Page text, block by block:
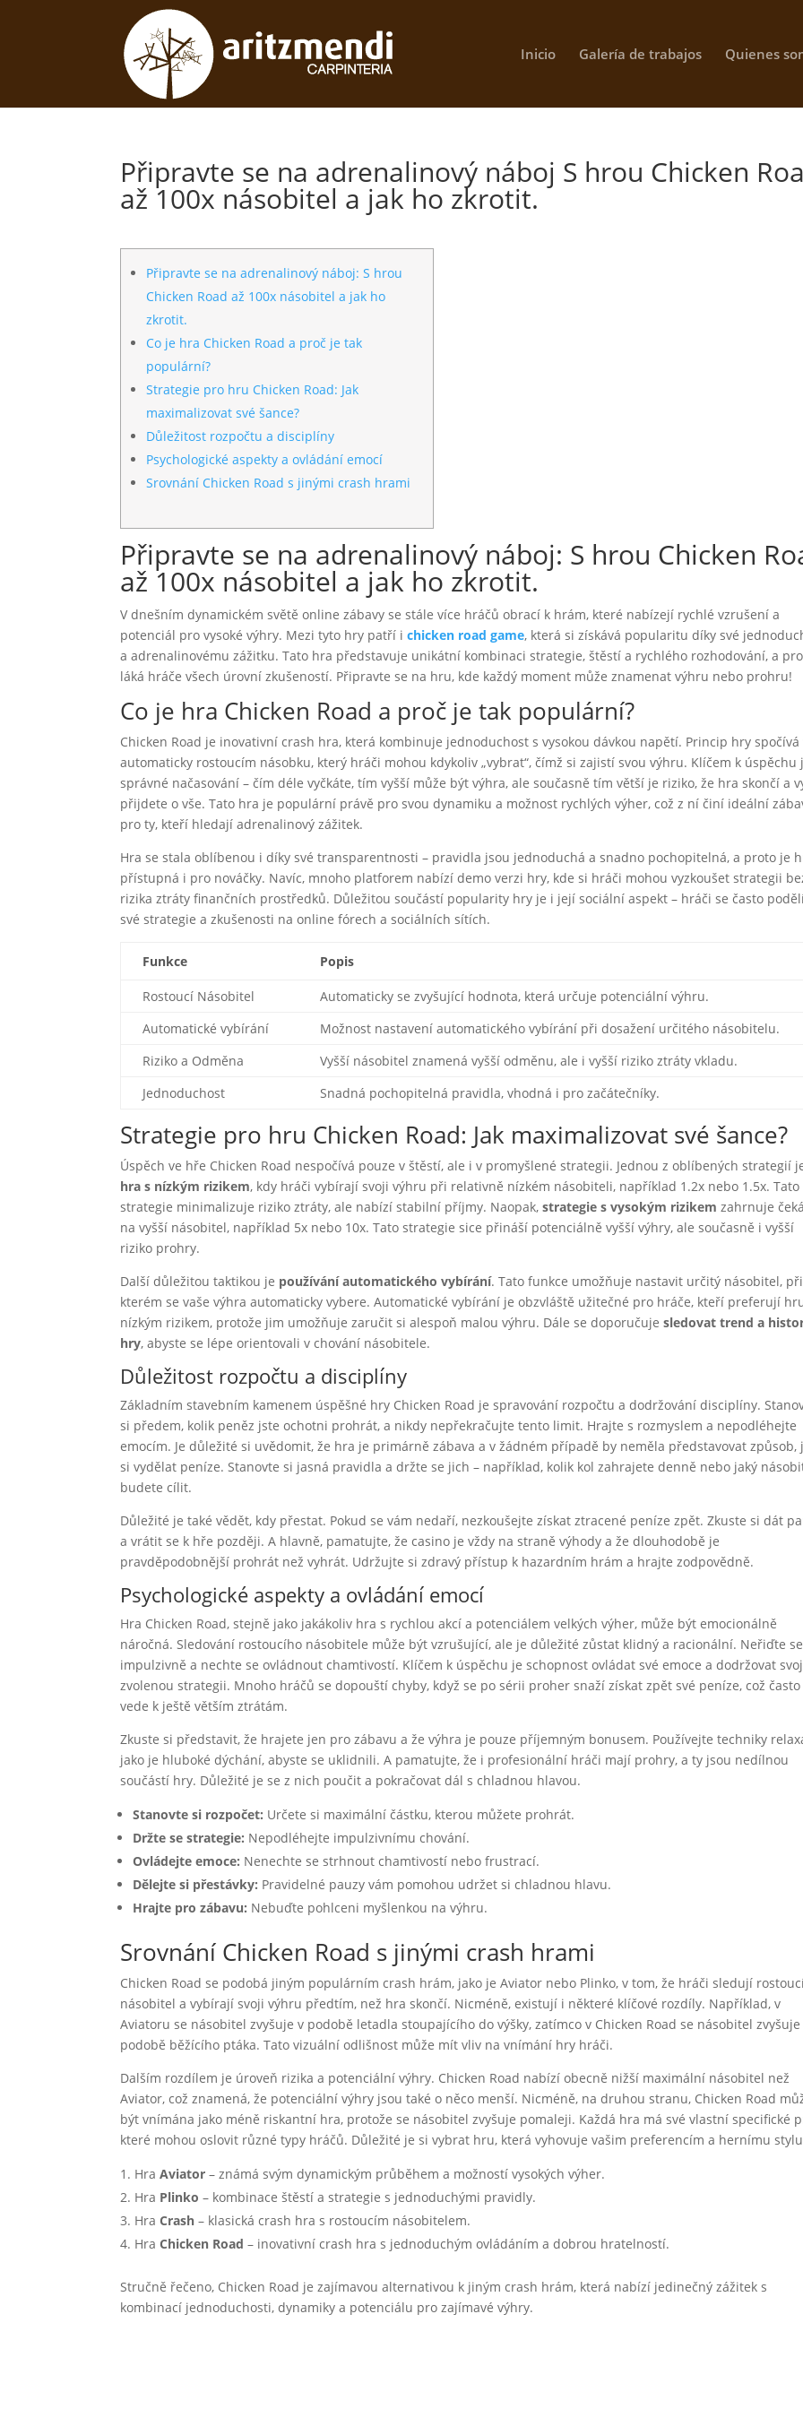
Inicio Galería de trabajos Quienes
Připravte se na adrenalinový náboj S hrou Chicken
až 100x násobitel a jak ho zkrotit.
Připravte se na adrenalinový náboj: S hrou
Chicken Road až 100x násobitel a jak ho
zkrotit.
Co je hra Chicken Road a proč je tak
populární?
Strategie pro hru Chicken Road: Jak
maximalizovat své šance?
Důležitost rozpočtu a disciplíny
Psychologické aspekty a ovládání emocí
Srovnání Chicken Road s jinými crash hrami
Připravte se na adrenalinový náboj: S hrou Chicken
až 100x násobitel a jak ho zkrotit.
V dnešním dynamickém světě online zábavy se stále více hráčů obrací k hrám, které nabízejí rychlé vzrušení a
potenciál pro vysoké výhry. Mezi tyto hry patří ichicken road game, která si získává popularitu díky své
a adrenalinovému zážitku. Tato hra představuje unikátní kombinaci strategie, štěstí a rychlého rozhodování, a
láká hráče všech úrovní zkušeností. Připravte se na hru, kde každý moment může znamenat výhru nebo prohru!
Co je hra Chicken Road a proč je tak populární?
Chicken Road je inovativní crash hra, která kombinuje jednoduchost s vysokou dávkou napětí. Princip hry spočívá
automaticky rostoucím násobku, který hráči mohou kdykoliv „vybrat“, čímž si zajistí svou výhru. Klíčem k úspěchu
správné načasování – čím déle vyčkáte, tím vyšší může být výhra, ale současně tím větší je riziko, že hra skončí a
přijdete o vše. Tato hra je populární právě pro svou dynamiku a možnost rychlých výher, což z ní činí ideální
pro ty, kteří hledají adrenalinový zážitek.
Hra se stala oblíbenou i díky své transparentnosti – pravidla jsou jednoduchá a snadno pochopitelná, a proto je
přístupná i pro nováčky. Navíc, mnoho platforem nabízí demo verzi hry, kde si hráči mohou vyzkoušet strategii
rizika ztráty finančních prostředků. Důležitou součástí popularity hry je i její sociální aspekt – hráči se často
své strategie a zkušenosti na online fórech a sociálních sítích.
Funkce Popis
Rostoucí Násobitel
Automaticky se zvyšující hodnota, která určuje potenciální výhru.
Automatické vybírání
Možnost nastavení automatického vybírání při dosažení určitého násobitelu.
Riziko a Odměna
Vyšší násobitel znamená vyšší odměnu, ale i vyšší riziko ztráty vkladu.
Jednoduchost
Snadná pochopitelná pravidla, vhodná i pro začátečníky.
Strategie pro hru Chicken Road: Jak maximalizovat své šance?
Úspěch ve hře Chicken Road nespočívá pouze v štěstí, ale i v promyšlené strategii. Jednou z oblíbených strategií
hra s nízkým rizikem, kdy hráči vybírají svoji výhru při relativně nízkém násobiteli, například 1.2x nebo 1.5x. Tato
strategie minimalizuje riziko ztráty, ale nabízí stabilní příjmy. Naopak,strategie s vysokým rizikem zahrnuje
na vyšší násobitel, například 5x nebo 10x. Tato strategie sice přináší potenciálně vyšší výhry, ale současně i vyšší
riziko prohry.
Další důležitou taktikou je používání automatického vybírání. Tato funkce umožňuje nastavit určitý násobitel, při
kterém se vaše výhra automaticky vybere. Automatické vybírání je obzvláště užitečné pro hráče, kteří preferují
nízkým rizikem, protože jim umožňuje zaručit si alespoň malou výhru. Dále se doporučujesledovat trend a
hry, abyste se lépe orientovali v chování násobitele.
Důležitost rozpočtu a disciplíny
Základním stavebním kamenem úspěšné hry Chicken Road je spravování rozpočtu a dodržování disciplíny.
si předem, kolik peněz jste ochotni prohrát, a nikdy nepřekračujte tento limit. Hrajte s rozmyslem a nepodléhejte
emocím. Je důležité si uvědomit, že hra je primárně zábava a v žádném případě by neměla představovat způsob,
si vydělat peníze. Stanovte si jasná pravidla a držte se jich – například, kolik kol zahrajete denně nebo jaký
budete cílit.
Důležité je také vědět, kdy přestat. Pokud se vám nedaří, nezkoušejte získat ztracené peníze zpět. Zkuste si dát
a vrátit se k hře později. A hlavně, pamatujte, že casino je vždy na straně výhody a že dlouhodobě je
pravděpodobnější prohrát než vyhrát. Udržujte si zdravý přístup k hazardním hrám a hrajte zodpovědně.
Psychologické aspekty a ovládání emocí
Hra Chicken Road, stejně jako jakákoliv hra s rychlou akcí a potenciálem velkých výher, může být emocionálně
náročná. Sledování rostoucího násobitele může být vzrušující, ale je důležité zůstat klidný a racionální. Neřiďte se
impulzivně a nechte se ovládnout chamtivostí. Klíčem k úspěchu je schopnost ovládat své emoce a dodržovat
zvolenou strategii. Mnoho hráčů se dopouští chyby, když se po sérii proher snaží získat zpět své peníze, což často
vede k ještě větším ztrátám.
Zkuste si představit, že hrajete jen pro zábavu a že výhra je pouze příjemným bonusem. Používejte techniky
jako je hluboké dýchání, abyste se uklidnili. A pamatujte, že i profesionální hráči mají prohry, a ty jsou nedílnou
součástí hry. Důležité je se z nich poučit a pokračovat dál s chladnou hlavou.
Stanovte si rozpočet: Určete si maximální částku, kterou můžete prohrát.
Držte se strategie: Nepodléhejte impulzivnímu chování.
Ovládejte emoce: Nenechte se strhnout chamtivostí nebo frustrací.
Dělejte si přestávky: Pravidelné pauzy vám pomohou udržet si chladnou hlavu.
Hrajte pro zábavu: Nebuďte pohlceni myšlenkou na výhru.
Srovnání Chicken Road s jinými crash hrami
Chicken Road se podobá jiným populárním crash hrám, jako je Aviator nebo Plinko, v tom, že hráči sledují
násobitel a vybírají svoji výhru předtím, než hra skončí. Nicméně, existují i některé klíčové rozdíly. Například, v
Aviatoru se násobitel zvyšuje v podobě letadla stoupajícího do výšky, zatímco v Chicken Road se násobitel zvyšuje
podobě běžícího ptáka. Tato vizuální odlišnost může mít vliv na vnímání hry hráči.
Dalším rozdílem je úroveň rizika a potenciální výhry. Chicken Road nabízí obecně nižší maximální násobitel než
Aviator, což znamená, že potenciální výhry jsou také o něco menší. Nicméně, na druhou stranu, Chicken Road
být vnímána jako méně riskantní hra, protože se násobitel zvyšuje pomaleji. Každá hra má své vlastní specifické
které mohou oslovit různé typy hráčů. Důležité je si vybrat hru, která vyhovuje vašim preferencím a hernímu
HraAviator – známá svým dynamickým průběhem a možností vysokých výher.
Hra Plinko – kombinace štěstí a strategie s jednoduchými pravidly.
HraCrash – klasická crash hra s rostoucím násobitelem.
HraChicken Road – inovativní crash hra s jednoduchým ovládáním a dobrou hratelností.
Stručně řečeno, Chicken Road je zajímavou alternativou k jiným crash hrám, která nabízí jedinečný zážitek s
kombinací jednoduchosti, dynamiky a potenciálu pro zajímavé výhry.